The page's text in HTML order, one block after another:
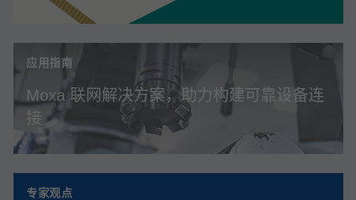
应用指南
Moxa 联网解决方案，助力构建可靠设备连
接
专家观点